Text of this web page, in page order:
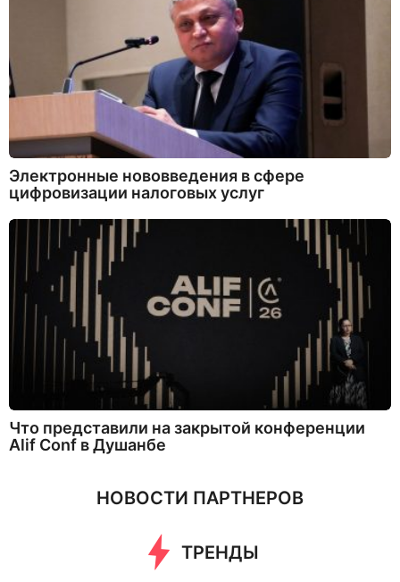
Электронные нововведения в сфере
цифровизации налоговых услуг
Что представили на закрытой конференции
Alif Conf в Душанбе
НОВОСТИ ПАРТНЕРОВ
ТРЕНДЫ